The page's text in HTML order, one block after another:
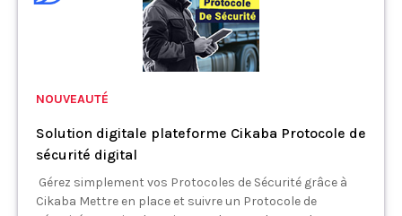
NOUVEAUTÉ
Solution digitale plateforme Cikaba Protocole de
sécurité digital
Gérez simplement vos Protocoles de Sécurité grâce à
Cikaba Mettre en place et suivre un Protocole de